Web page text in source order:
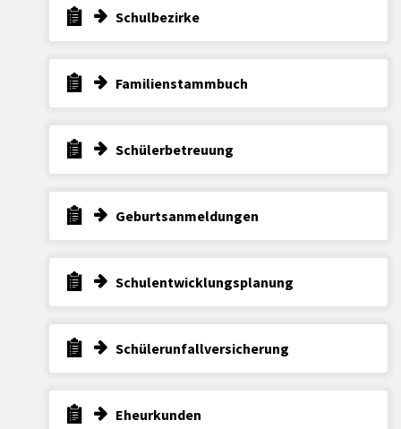
Schulbezirke
Familienstammbuch
Schülerbetreuung
Geburtsanmeldungen
Schulentwicklungsplanung
Schülerunfallversicherung
Eheurkunden